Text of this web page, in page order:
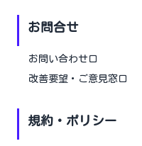
お問合せ
お問い合わせ口
改善要望・ご意見窓口
規約・ポリシー